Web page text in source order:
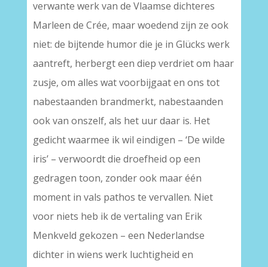
verwante werk van de Vlaamse dichteres
Marleen de Crée, maar woedend zijn ze ook
niet: de bijtende humor die je in Glücks werk
aantreft, herbergt een diep verdriet om haar
zusje, om alles wat voorbijgaat en ons tot
nabestaanden brandmerkt, nabestaanden
ook van onszelf, als het uur daar is. Het
gedicht waarmee ik wil eindigen – ‘De wilde
iris’ – verwoordt die droefheid op een
gedragen toon, zonder ook maar één
moment in vals pathos te vervallen. Niet
voor niets heb ik de vertaling van Erik
Menkveld gekozen – een Nederlandse
dichter in wiens werk luchtigheid en